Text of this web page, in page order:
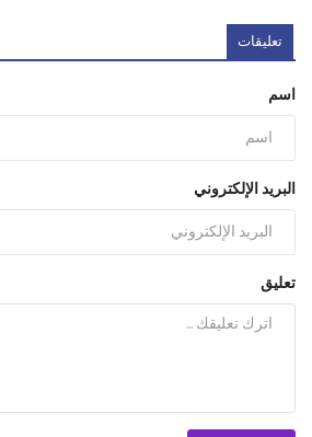
تعليقات
اسم
البريد الإلكتروني
تعليق